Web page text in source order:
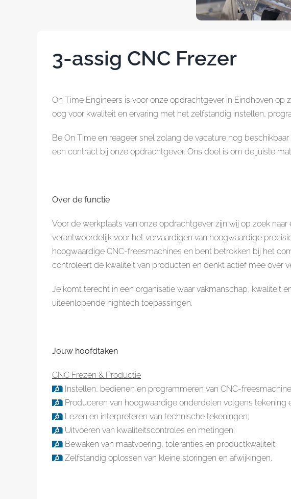
3-assig CNC Frezer
On Time Engineers is voor onze opdrachtgever in Eindhoven op
oog voor kwaliteit en ervaring met het zelfstandig instellen,
Be On Time en reageer snel zolang de vacature nog
een contract bij onze opdrachtgever. Ons doel is om de juiste
Over de functie
Voor de werkplaats van onze opdrachtgever zijn wij op zoek
verantwoordelijk voor het vervaardigen van hoogwaardige
hoogwaardige CNC-freesmachines en bent betrokken bij het
controleert de kwaliteit van producten en denkt actief mee over
Je komt terecht in een organisatie waar vakmanschap, kwaliteit
uiteenlopende hightech toepassingen.
Jouw hoofdtaken
CNC Frezen & Productie
Instellen, bedienen en programmeren van CNC-
Produceren van hoogwaardige onderdelen volgens tekening
Lezen en interpreteren van technische tekeningen;
Uitvoeren van kwaliteitscontroles en metingen;
Bewaken van maatvoering, toleranties en productkwaliteit;
Zelfstandig oplossen van kleine storingen en afwijkingen.